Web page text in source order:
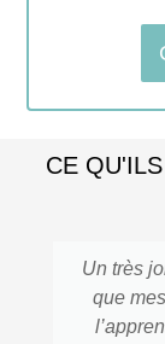
CE
Un très
que